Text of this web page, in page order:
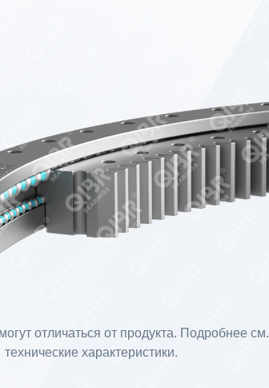
отличаться от продукта. Подробнее см.
технические характеристики.